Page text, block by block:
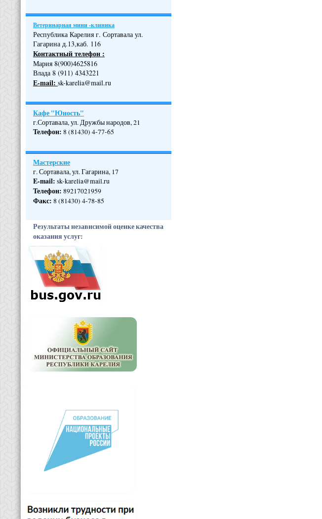
Ветеринарная мини -клиника
Республика Карелия г. Сортавала ул.
Гагарина д.13,каб. 116
Контактный телефон :
Мария 8(900)4625816
Влада 8 (911) 4343221
Е-mail: sk-karelia@mail.ru
Кафе "Юность"
г.Сортавала, ул. Дружбы народов, 21
Телефон: 8 (81430) 4-77-65
Мастерские
г. Сортавала, ул. Гагарина, 17
E-mail: sk-karelia@mail.ru
Телефон: 89217021959
Факс: 8 (81430) 4-78-85
Результаты независимой оценке качества
оказания услуг: